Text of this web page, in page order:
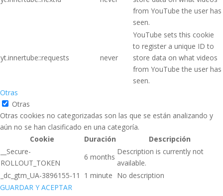
from YouTube the user has
seen.
yt.innertube::requests never
YouTube sets this cookie
to register a unique ID to
store data on what videos
from YouTube the user has
seen.
Otras
Otras
Otras cookies no categorizadas son las que se están analizando y
aún no se han clasificado en una categoría.
Cookie
Duración
Descripción
__Secure-
ROLLOUT_TOKEN
6 months
Description is currently not
available.
_dc_gtm_UA-3896155-11
1 minute No description
GUARDAR Y ACEPTAR